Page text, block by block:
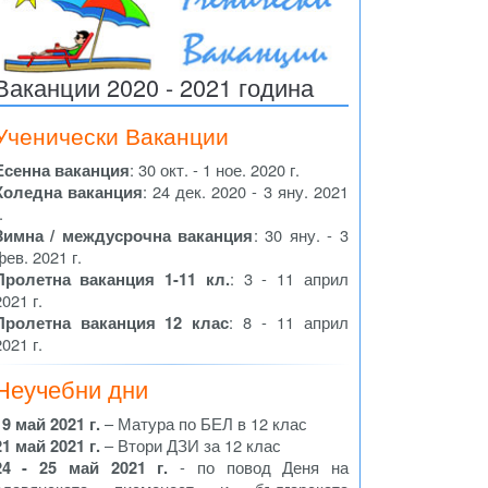
2020 - 2021 година
Ваканции
ваканция: 30 окт. - 1 ное. 2020 г.
ваканция: 24 дек. 2020 - 3 яну. 2021
/ междусрочна ваканция: 30 яну. - 3
2021 г.
ваканция 1-11 кл.: 3 - 11 април
г.
ваканция 12 клас: 8 - 11 април
г.
дни
май 2021 г.– Матура по БЕЛ в 12 клас
май 2021 г.– Втори ДЗИ за 12 клас
- 25 май 2021 г. - по повод Деня на